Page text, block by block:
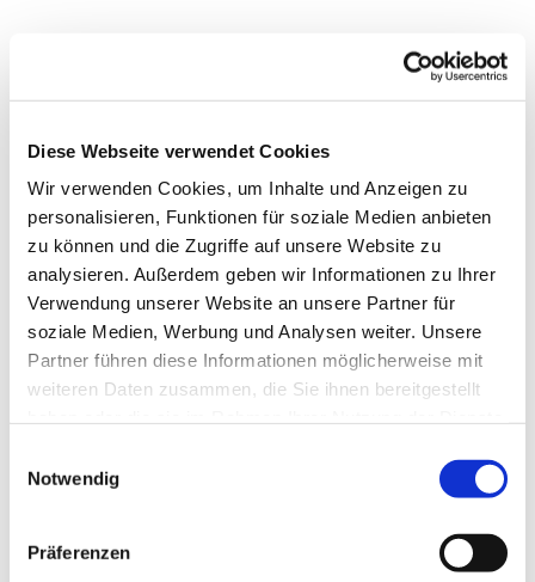
Diese Webseite verwendet Cookies
Wir verwenden Cookies, um Inhalte und Anzeigen zu
personalisieren, Funktionen für soziale Medien anbieten
zu können und die Zugriffe auf unsere Website zu
analysieren. Außerdem geben wir Informationen zu Ihrer
Verwendung unserer Website an unsere Partner für
soziale Medien, Werbung und Analysen weiter. Unsere
Partner führen diese Informationen möglicherweise mit
weiteren Daten zusammen, die Sie ihnen bereitgestellt
Notwendig
Präferenzen
Dies könnte Sie auch